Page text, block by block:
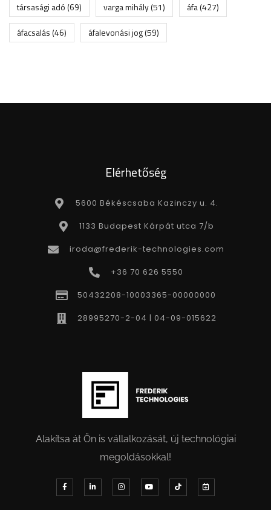
társasági adó(69) varga mihály(51) áfa(427)
áfacsalás(46) áfalevonási jog(59)
Elérhetőség
5600 Békéscsaba Kazinczy u. 4.
1133 Budapest Kárpát utca 7/b
iroda@frederik-technologies.com
+36 70 626 5550
50432208-10003365-00000000
28995270-2-04 | 04-09-015622
Alakítsa át Ön is vállalkozását, új technológiai
megoldásokkal!